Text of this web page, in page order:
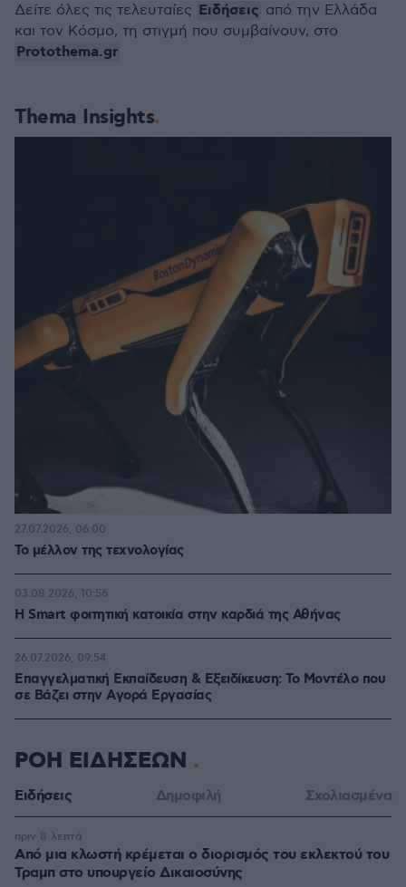
Thema Insights
Το μέλλον της τεχνολογίας
27.07.2026, 06:00
Η Smart φοιτητική κατοικία στην καρδιά της Αθήνας
03.08.2026, 10:56
Επαγγελματική Εκπαίδευση & Εξειδίκευση: Το Mοντέλο που
σε Bάζει στην Aγορά Eργασίας
26.07.2026, 09:54
Δείτε όλες τις τελευταίες Ειδήσεις από την Ελλάδα
και τον Κόσμο, τη στιγμή που συμβαίνουν, στο
Protothema.gr
ΡΟΗ ΕΙΔΗΣΕΩΝ
Ειδήσεις Δημοφιλή Σχολιασμένα
Από μια κλωστή κρέμεται ο διορισμός του εκλεκτού του
Τραμπ στο υπουργείο Δικαιοσύνης
πριν 8 λεπτά